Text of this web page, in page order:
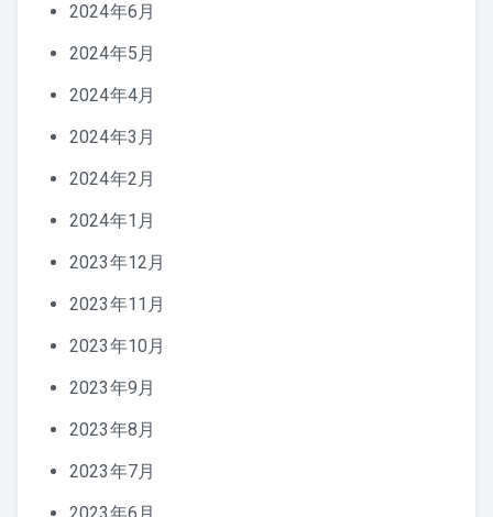
2024年6月
2024年5月
2024年4月
2024年3月
2024年2月
2024年1月
2023年12月
2023年11月
2023年10月
2023年9月
2023年8月
2023年7月